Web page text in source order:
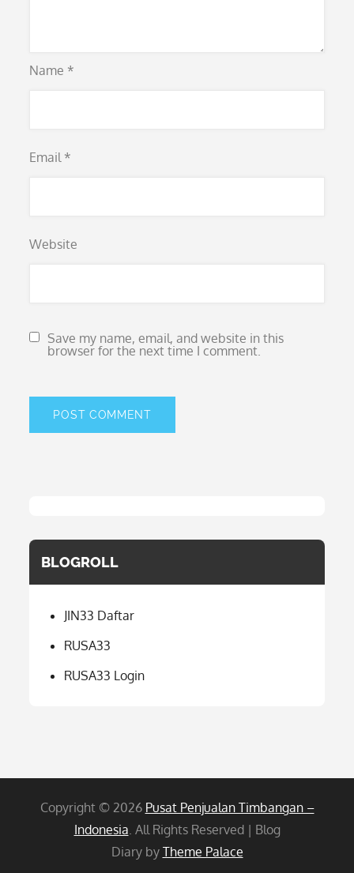
Name *
Email *
Website
Save my name, email, and website in this
browser for the next time I comment.
BLOGROLL
JIN33 Daftar
RUSA33
RUSA33 Login
Copyright © 2026 Pusat Penjualan Timbangan –
Indonesia. All Rights Reserved | Blog
Diary by Theme Palace